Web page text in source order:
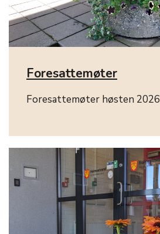
Foresattemøter
Foresattemøter høsten 2026